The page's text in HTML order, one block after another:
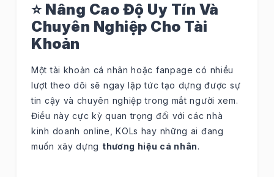
⭐ Nâng Cao Độ Uy Tín Và
Chuyên Nghiệp Cho Tài
Khoản
Một tài khoản cá nhân hoặc fanpage có nhiều
lượt theo dõi sẽ ngay lập tức tạo dựng được sự
tin cậy và chuyên nghiệp trong mắt người xem.
Điều này cực kỳ quan trọng đối với các nhà
kinh doanh online, KOLs hay những ai đang
muốn xây dựng thương hiệu cá nhân.